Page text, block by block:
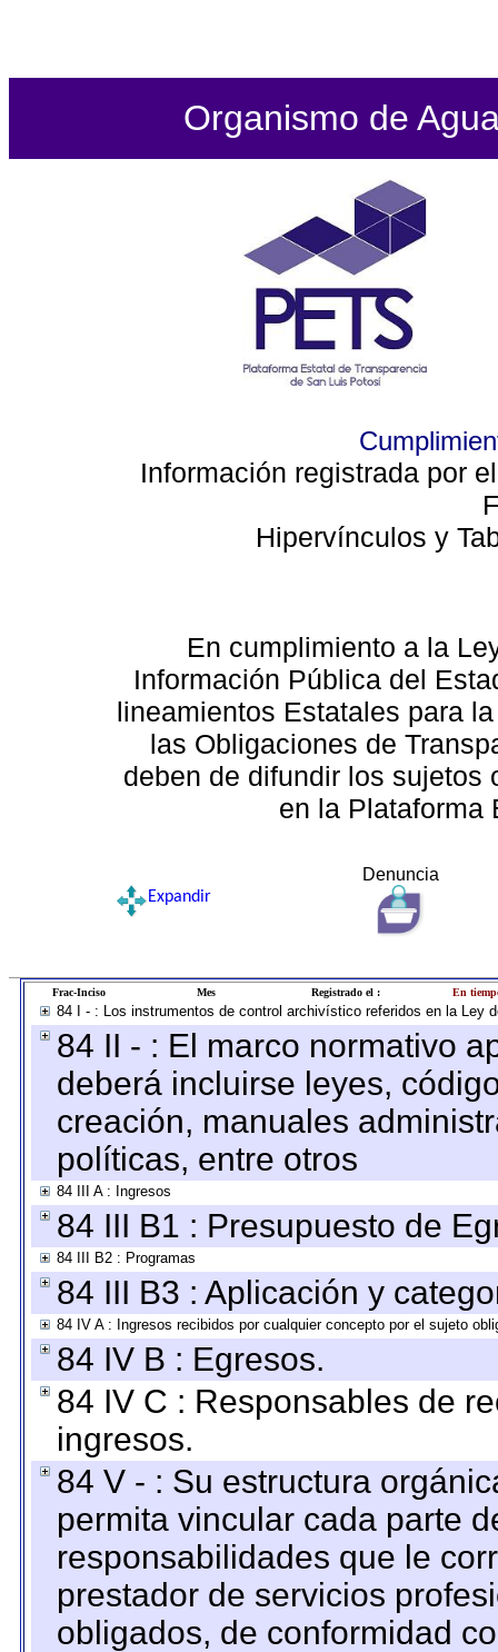
Organismo de
Información registrada por
Hipervínculos y
En cumplimiento a la
Información Pública del
lineamientos Estatales para
las Obligaciones de
deben de difundir los sujetos
en la Plataforma
Denuncia
Expandir
Frac-Inciso Mes Registrado el : En
84 I - : Los instrumentos de control archivístico referidos en la Ley
84 II - : El marco normativo
deberá incluirse leyes,
creación, manuales
políticas, entre otros
84 III A : Ingresos
84 III B1 : Presupuesto de
84 III B2 : Programas
84 III B3 : Aplicación y
84 IV A : Ingresos recibidos por cualquier concepto por el sujeto
84 IV B : Egresos.
84 IV C : Responsables de
ingresos.
84 V - : Su estructura
permita vincular cada parte
responsabilidades que le
prestador de servicios
obligados, de conformidad